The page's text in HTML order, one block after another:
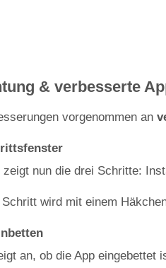
& verbesserte
vorgenommen an
zeigt nun die drei Schritte:
wird mit einem
an, ob die App eingebettet